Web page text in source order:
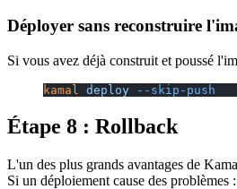
Déployer sans reconstruire
Si vous avez déjà construit et poussé
kamal deploy --skip-push
Étape 8 : Rollback
L'un des plus grands avantages de
Si un déploiement cause des problèmes :